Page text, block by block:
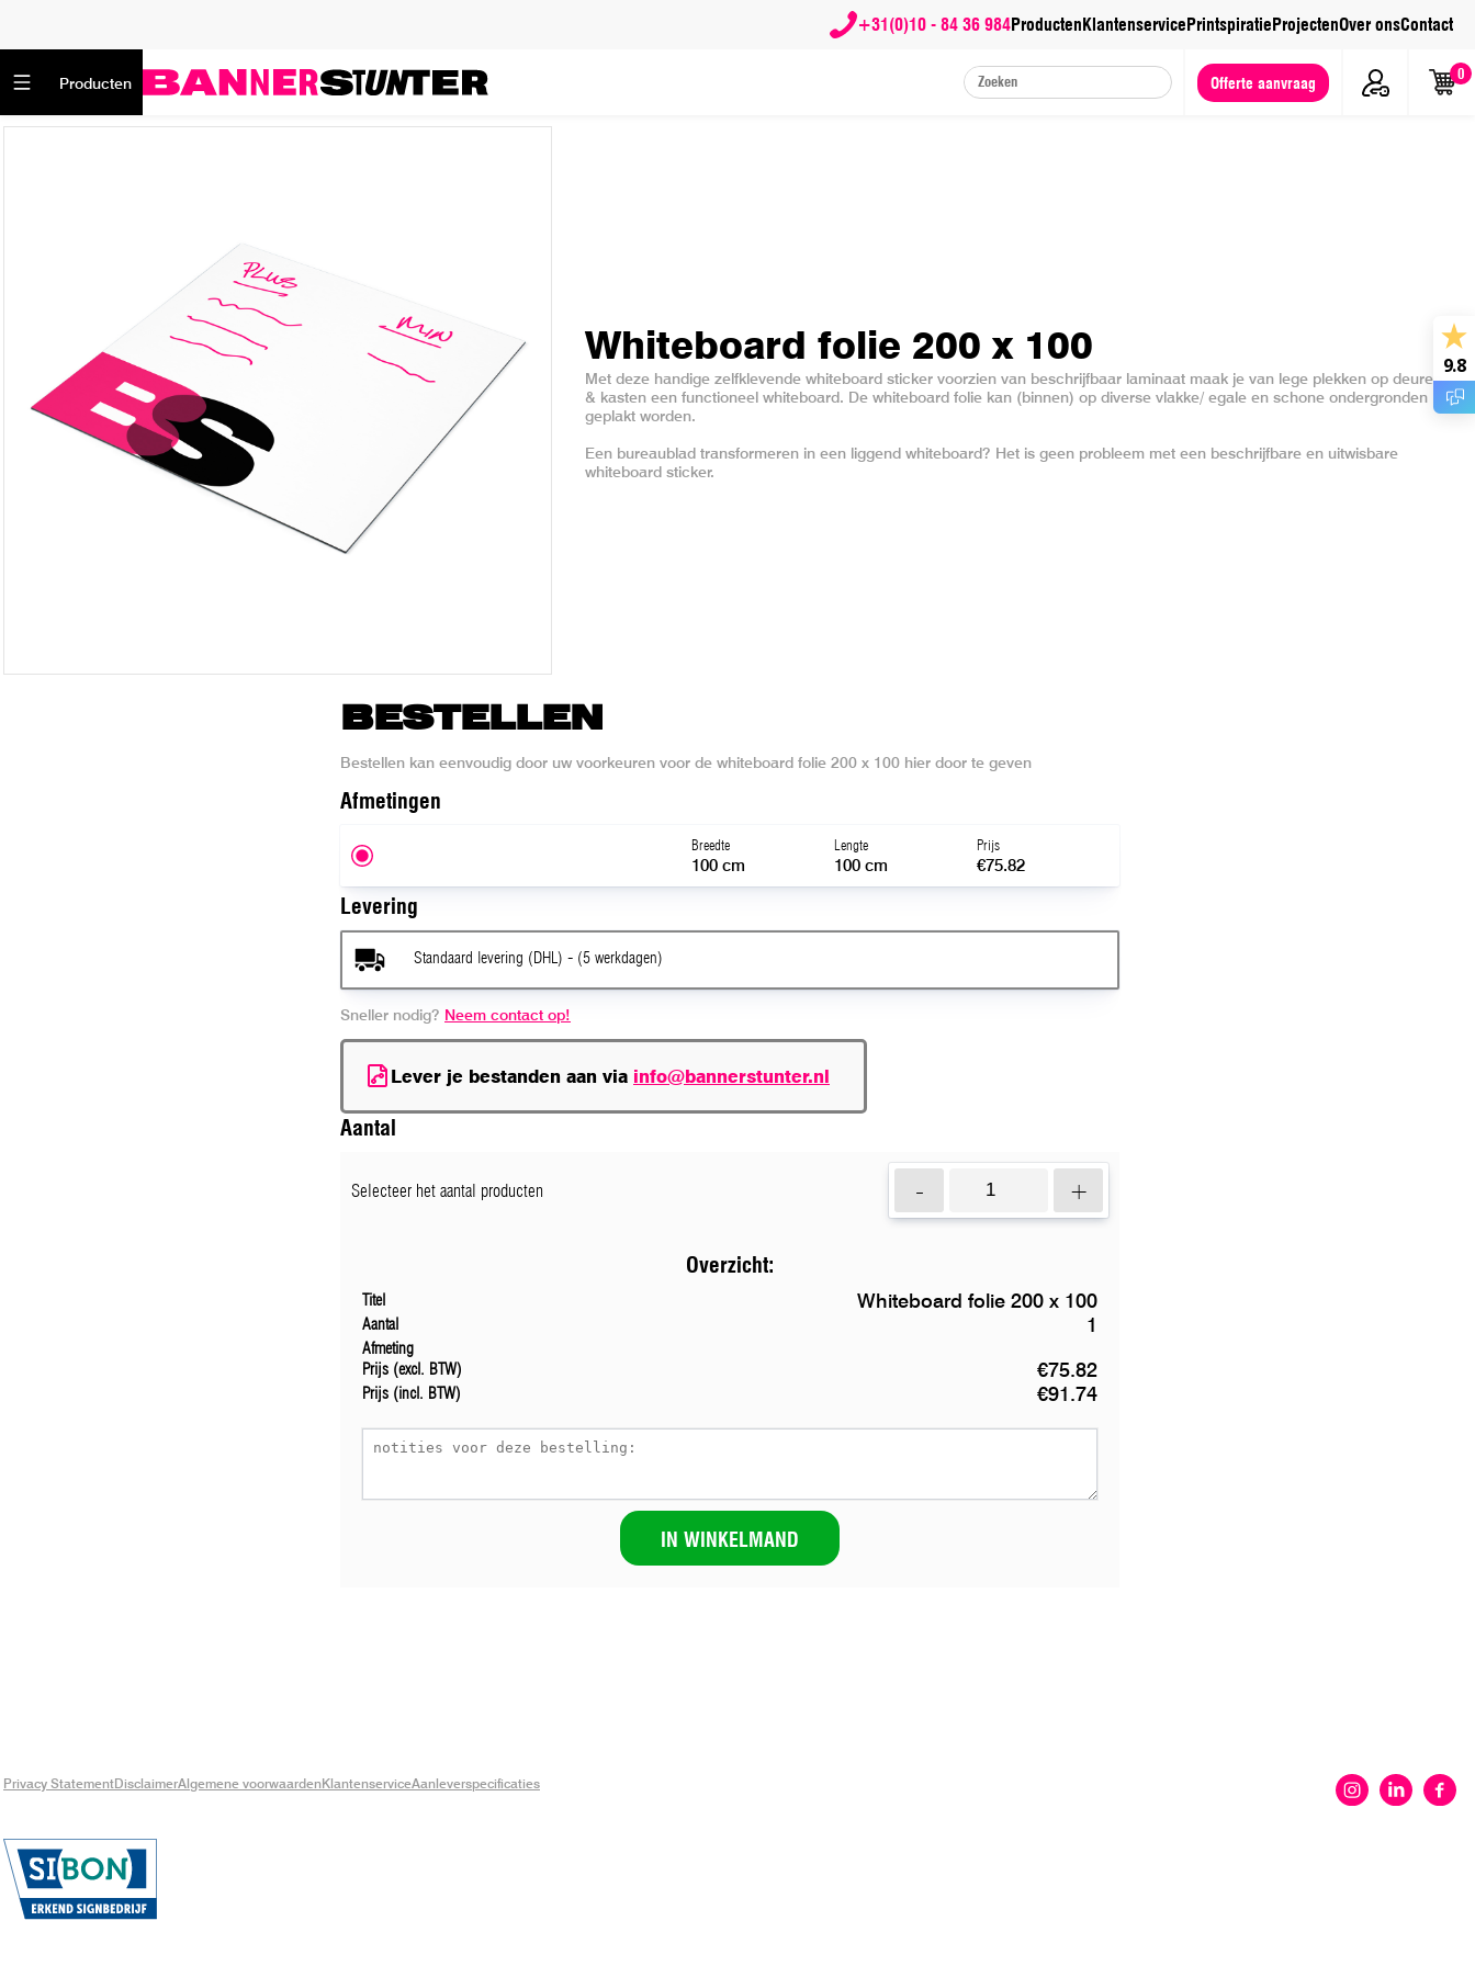
+31(0)10 - 84 36 984ProductenKlantenservicePrintspiratieProjectenOver onsContact
Producten Offerte aanvraag 0
Whiteboard folie 200 x 100
Met deze handige zelfklevende whiteboard sticker voorzien van beschrijfbaar laminaat maak je van lege plekken op deuren
& kasten een functioneel whiteboard. De whiteboard folie kan (binnen) op diverse vlakke/ egale en schone ondergronden
geplakt worden.
Een bureaublad transformeren in een liggend whiteboard? Het is geen probleem met een beschrijfbare en uitwisbare
whiteboard sticker.
BESTELLEN
Bestellen kan eenvoudig door uw voorkeuren voor de whiteboard folie 200 x 100 hier door te geven
Afmetingen
Breedte
100 cm
Lengte
100 cm
Prijs
€75.82
Levering
Standaard levering (DHL) - (5 werkdagen)
Sneller nodig? Neem contact op!
Lever je bestanden aan via info@bannerstunter.nl
Aantal
Selecteer het aantal producten - +
Overzicht:
Titel Whiteboard folie 200 x 100
Aantal 1
Afmeting
Prijs (excl. BTW)
€75.82
Prijs (incl. BTW) €91.74
IN WINKELMAND
Privacy StatementDisclaimerAlgemene voorwaardenKlantenserviceAanleverspecificaties
9.8